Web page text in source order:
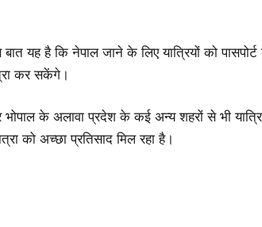
यह है कि नेपाल जाने के लिए यात्रियों को
कर सकेंगे।
के अलावा प्रदेश के कई अन्य शहरों से भी
को अच्छा प्रतिसाद मिल रहा है।